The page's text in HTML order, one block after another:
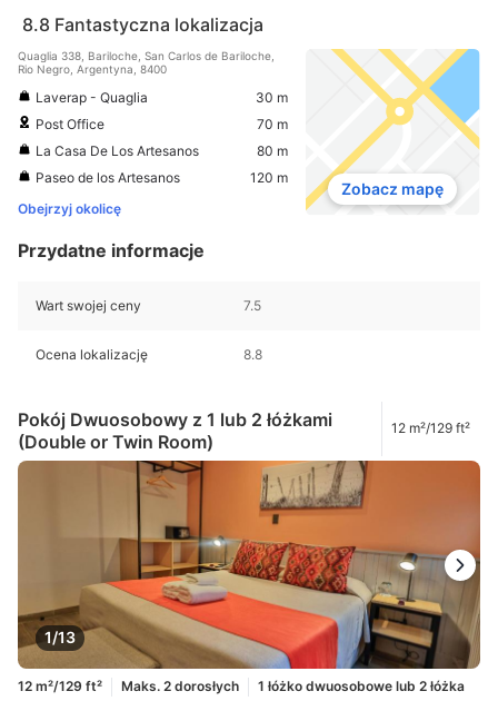
8.8 Fantastyczna lokalizacja
Quaglia 338, Bariloche, San Carlos de Bariloche,
Rio Negro, Argentyna, 8400
Laverap - Quaglia
30 m
Post Office
70 m
La Casa De Los Artesanos
80 m
Paseo de los Artesanos
120 m
Obejrzyj okolicę
Zobacz mapę
Przydatne informacje
Wart swojej ceny 7.5
Ocena lokalizację 8.8
Pokój Dwuosobowy z 1 lub 2 łóżkami
(Double or Twin Room)
12 m²/129 ft²
1/13
12 m²/129 ft² Maks. 2 dorosłych
1 łóżko dwuosobowe lub 2 łóżka